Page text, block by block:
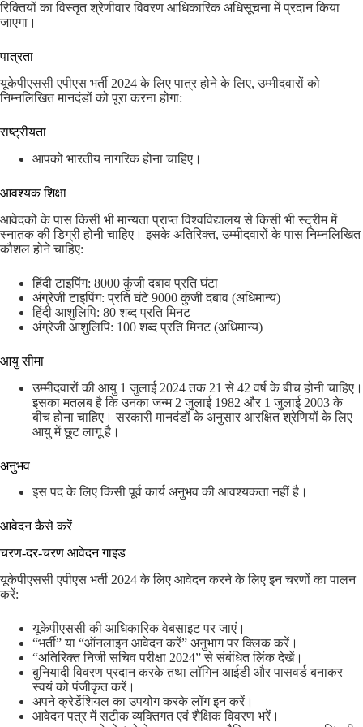
रिक्तियों का विस्तृत श्रेणीवार विवरण आधिकारिक अधिसूचना में प्रदान किया
जाएगा।
पात्रता
यूकेपीएससी एपीएस भर्ती 2024 के लिए पात्र होने के लिए, उम्मीदवारों को
निम्नलिखित मानदंडों को पूरा करना होगा:
राष्ट्रीयता
आपको भारतीय नागरिक होना चाहिए।
आवश्यक शिक्षा
आवेदकों के पास किसी भी मान्यता प्राप्त विश्वविद्यालय से किसी भी स्ट्रीम में
स्नातक की डिग्री होनी चाहिए। इसके अतिरिक्त, उम्मीदवारों के पास निम्नलिखित
कौशल होने चाहिए:
हिंदी टाइपिंग: 8000 कुंजी दबाव प्रति घंटा
अंग्रेजी टाइपिंग: प्रति घंटे 9000 कुंजी दबाव (अधिमान्य)
हिंदी आशुलिपि: 80 शब्द प्रति मिनट
अंग्रेजी आशुलिपि: 100 शब्द प्रति मिनट (अधिमान्य)
आयु सीमा
उम्मीदवारों की आयु 1 जुलाई 2024 तक 21 से 42 वर्ष के बीच होनी चाहिए।
इसका मतलब है कि उनका जन्म 2 जुलाई 1982 और 1 जुलाई 2003 के
बीच होना चाहिए। सरकारी मानदंडों के अनुसार आरक्षित श्रेणियों के लिए
आयु में छूट लागू है।
अनुभव
इस पद के लिए किसी पूर्व कार्य अनुभव की आवश्यकता नहीं है।
आवेदन कैसे करें
चरण-दर-चरण आवेदन गाइड
यूकेपीएससी एपीएस भर्ती 2024 के लिए आवेदन करने के लिए इन चरणों का पालन
करें:
यूकेपीएससी की आधिकारिक वेबसाइट पर जाएं।
“भर्ती” या “ऑनलाइन आवेदन करें” अनुभाग पर क्लिक करें।
“अतिरिक्त निजी सचिव परीक्षा 2024” से संबंधित लिंक देखें।
बुनियादी विवरण प्रदान करके तथा लॉगिन आईडी और पासवर्ड बनाकर
स्वयं को पंजीकृत करें।
अपने क्रेडेंशियल का उपयोग करके लॉग इन करें।
आवेदन पत्र में सटीक व्यक्तिगत एवं शैक्षिक विवरण भरें।